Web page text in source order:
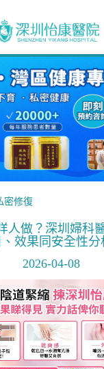
密修復
人做？深圳婦科
、效果同安全性分
2026-04-08